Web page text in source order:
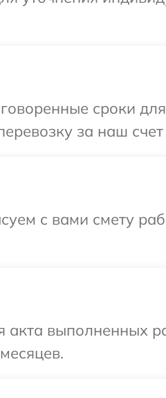
сроки
за наш
с вами смету
акта выполненных